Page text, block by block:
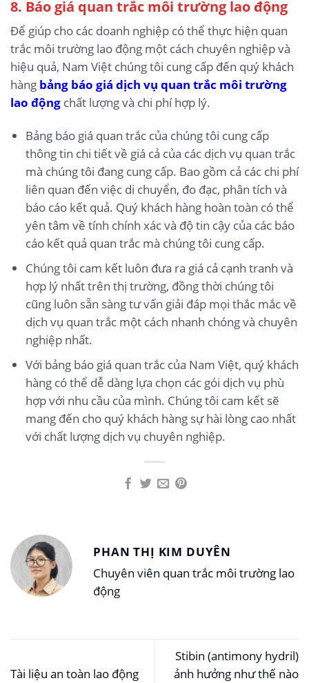
8. Báo giá quan trắc môi trường lao động
Để giúp cho các doanh nghiệp có thể thực hiện quan
trắc môi trường lao động một cách chuyên nghiệp và
hiệu quả, Nam Việt chúng tôi cung cấp đến quý khách
hàng bảng báo giá dịch vụ quan trắc môi trường
lao động chất lượng và chi phí hợp lý.
Bảng báo giá quan trắc của chúng tôi cung cấp
thông tin chi tiết về giá cả của các dịch vụ quan trắc
mà chúng tôi đang cung cấp. Bao gồm cả các chi phí
liên quan đến việc di chuyển, đo đạc, phân tích và
báo cáo kết quả. Quý khách hàng hoàn toàn có thể
yên tâm về tính chính xác và độ tin cậy của các báo
cáo kết quả quan trắc mà chúng tôi cung cấp.
Chúng tôi cam kết luôn đưa ra giá cả cạnh tranh và
hợp lý nhất trên thị trường, đồng thời chúng tôi
cũng luôn sẵn sàng tư vấn giải đáp mọi thắc mắc về
dịch vụ quan trắc một cách nhanh chóng và chuyên
nghiệp nhất.
Với bảng báo giá quan trắc của Nam Việt, quý khách
hàng có thể dễ dàng lựa chọn các gói dịch vụ phù
hợp với nhu cầu của mình. Chúng tôi cam kết sẽ
mang đến cho quý khách hàng sự hài lòng cao nhất
với chất lượng dịch vụ chuyên nghiệp.
PHAN THỊ KIM DUYÊN
Chuyên viên quan trắc môi trường lao
động
Tài liệu an toàn lao động
Stibin (antimony hydril)
ảnh hưởng như thế nào